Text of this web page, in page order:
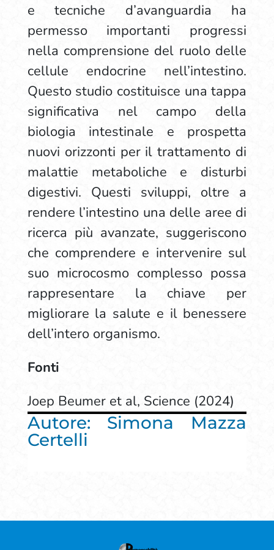
e tecniche d’avanguardia ha
permesso importanti progressi
nella comprensione del ruolo delle
cellule endocrine nell’intestino.
Questo studio costituisce una tappa
significativa nel campo della
biologia intestinale e prospetta
nuovi orizzonti per il trattamento di
malattie metaboliche e disturbi
digestivi. Questi sviluppi, oltre a
rendere l’intestino una delle aree di
ricerca più avanzate, suggeriscono
che comprendere e intervenire sul
suo microcosmo complesso possa
rappresentare la chiave per
migliorare la salute e il benessere
dell’intero organismo.
Fonti
Joep Beumer et al, Science (2024)
Autore: Simona Mazza
Certelli